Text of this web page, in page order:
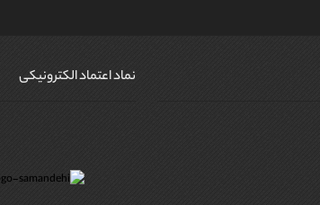
نماد اعتماد الکترونیکی